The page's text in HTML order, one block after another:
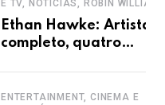
E TV, NOTÍCIAS, ROBIN
Ethan Hawke: Artista
completo, quatro
ENTERTAINMENT, CINEMA E